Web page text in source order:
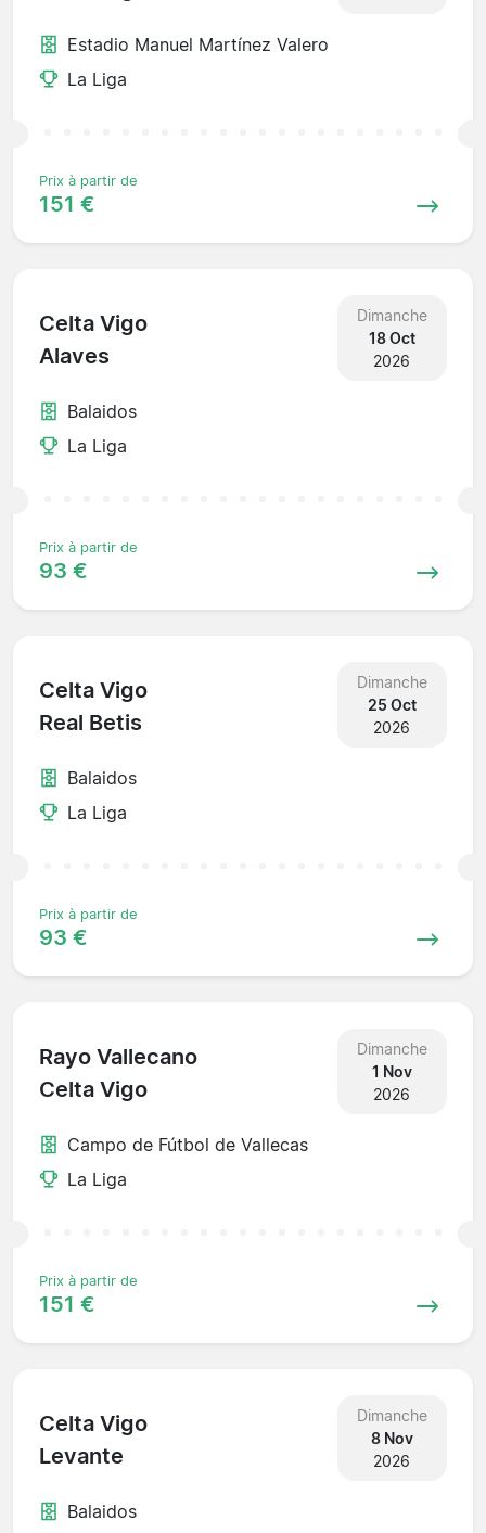
Estadio Manuel Martínez Valero
La Liga
Prix à partir de
151 €
Celta Vigo
Alaves
Dimanche
18 Oct
2026
Balaidos
La Liga
Prix à partir de
93 €
Celta Vigo
Real Betis
Dimanche
25 Oct
2026
Balaidos
La Liga
Prix à partir de
93 €
Rayo Vallecano
Celta Vigo
Dimanche
1 Nov
2026
Campo de Fútbol de Vallecas
La Liga
Prix à partir de
151 €
Celta Vigo
Levante
Dimanche
8 Nov
2026
Balaidos